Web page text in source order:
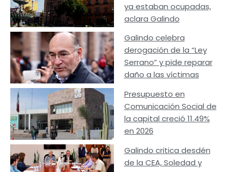
ya estaban ocupadas,
aclara Galindo
Galindo celebra
derogación de la “Ley
Serrano” y pide reparar
daño a las víctimas
Presupuesto en
Comunicación Social de
la capital creció 11.49%
en 2026
Galindo critica desdén
de la CEA, Soledad y